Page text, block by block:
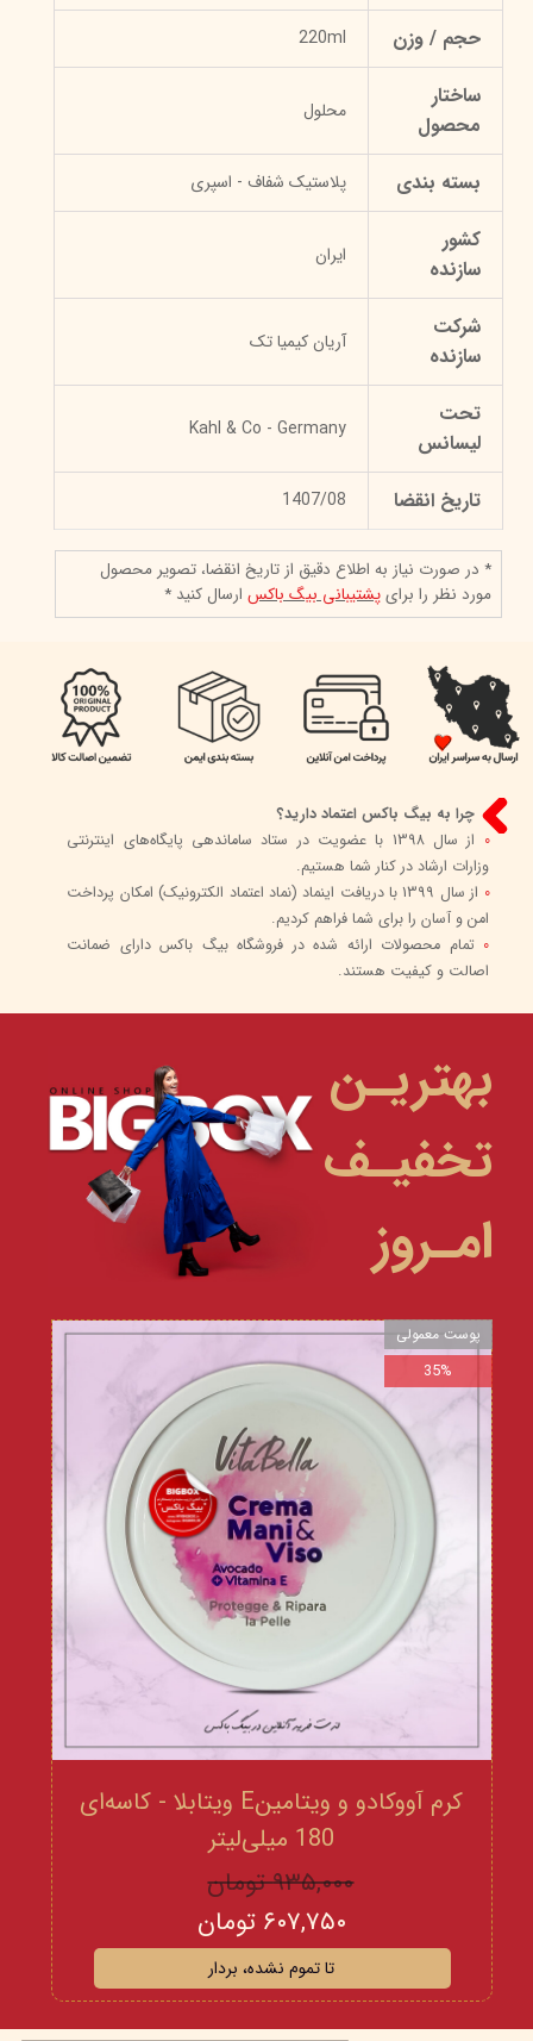
حجم / وزن 220ml
ساختار
محصول
محلول
بسته بندی پلاستیک شفاف - اسپری
کشور
سازنده
ایران
شرکت
سازنده
آریان کیمیا تک
تحت
لیسانس
Kahl & Co - Germany
تاریخ انقضا 1407/08
* در صورت نیاز به اطلاع دقیق از تاریخ انقضا، تصویر محصول
مورد نظر را برایپشتیبانی بیگ باکسارسال کنید *
چرا به بیگ باکس اعتماد دارید؟
0
از سال 1398 با عضویت در ستاد ساماندهی پایگاه‌های اینترنتی
وزارات ارشاد در کنار شما هستیم.
0
از سال 1399 با دریافت اینماد (نماد اعتماد الکترونیک) امکان پرداخت
امن و آسان را برای شما فراهم کردیم.
0 تمام محصولات ارائه شده در فروشگاه بیگ باکس دارای ضمانت
اصالت و کیفیت هستند.
بهتریـن
تخفیـف
امـروز
کرم آووکادو و ویتامینE ویتابلا - کاسه‌ای
180 میلی‌لیتر
۹۳۵,۰۰۰ تومان
۶۰۷,۷۵۰ تومان
تا تموم نشده، بردار
پوست معمولی
35%